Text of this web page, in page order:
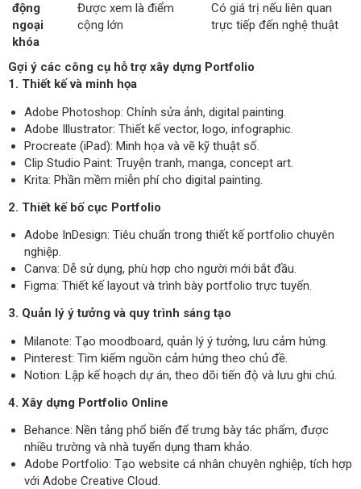
động
ngoại
khóa
Được xem là điểm
cộng lớn
Có giá trị nếu liên quan
trực tiếp đến nghệ thuật
Gợi ý các công cụ hỗ trợ xây dựng Portfolio
1. Thiết kế và minh họa
Adobe Photoshop: Chỉnh sửa ảnh, digital painting.
Adobe Illustrator: Thiết kế vector, logo, infographic.
Procreate (iPad): Minh họa và vẽ kỹ thuật số.
Clip Studio Paint: Truyện tranh, manga, concept art.
Krita: Phần mềm miễn phí cho digital painting.
2. Thiết kế bố cục Portfolio
Adobe InDesign: Tiêu chuẩn trong thiết kế portfolio chuyên
nghiệp.
Canva: Dễ sử dụng, phù hợp cho người mới bắt đầu.
Figma: Thiết kế layout và trình bày portfolio trực tuyến.
3. Quản lý ý tưởng và quy trình sáng tạo
Milanote: Tạo moodboard, quản lý ý tưởng, lưu cảm hứng.
Pinterest: Tìm kiếm nguồn cảm hứng theo chủ đề.
Notion: Lập kế hoạch dự án, theo dõi tiến độ và lưu ghi chú.
4. Xây dựng Portfolio Online
Behance: Nền tảng phổ biến để trưng bày tác phẩm, được
nhiều trường và nhà tuyển dụng tham khảo.
Adobe Portfolio: Tạo website cá nhân chuyên nghiệp, tích hợp
với Adobe Creative Cloud.